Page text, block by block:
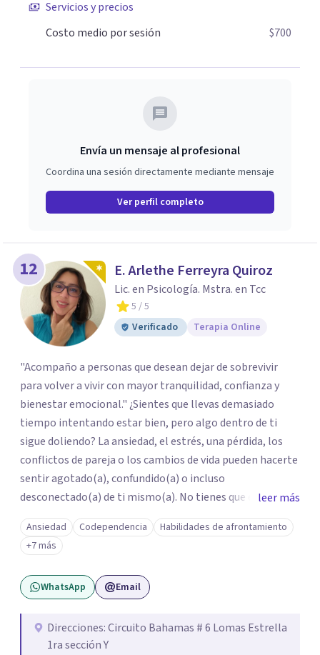
Servicios y precios
Costo medio por sesión
$700
Envía un mensaje al profesional
Coordina una sesión directamente mediante mensaje
Ver perfil completo
12 E. Arlethe Ferreyra Quiroz
Lic. en Psicología. Mstra. en Tcc
5 / 5
Verificado
Terapia Online
"Acompaño a personas que desean dejar de sobrevivir
para volver a vivir con mayor tranquilidad, confianza y
bienestar emocional." ¿Sientes que llevas demasiado
tiempo intentando estar bien, pero algo dentro de ti
sigue doliendo? La ansiedad, el estrés, una pérdida, los
conflictos de pareja o los cambios de vida pueden hacerte
sentir agotado(a), confundido(a) o incluso
desconectado(a) de ti mismo(a). No tienes que enfrentar
este proceso en soledad. Te ofrezco un espacio seguro,
libre de juicios y basado en la empatía, el respeto y la
confidencialidad, donde juntos comprenderemos qué está
ocurriendo y trabajaremos con herramientas respaldadas
por la evidencia para ayudarte a recuperar tu bienestar.
parejas que desean superar la ansiedad, la depresión, el
estrés, los duelos, fortalecer su autoestima, establecer
leer más
Ansiedad Codependencia
Habilidades de afrontamiento
+7 más
WhatsApp Email
Direcciones: Circuito Bahamas # 6 Lomas Estrella
1ra sección Y